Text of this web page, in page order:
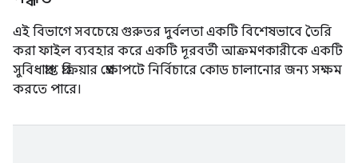
এই বিভাগে সবচেয়ে গুরুতর দুর্বলতা একটি বিশেষভাবে তৈরি
করা ফাইল ব্যবহার করে একটি দূরবর্তী আক্রমণকারীকে একটি
সুবিধাপ্রাপ্ত প্রক্রিয়ার প্রেক্ষাপটে নির্বিচারে কোড চালানোর জন্য সক্ষম
করতে পারে।